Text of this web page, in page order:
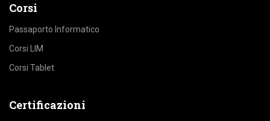
Corsi
Passaporto Informatico
Corsi LIM
Corsi Tablet
Certificazioni